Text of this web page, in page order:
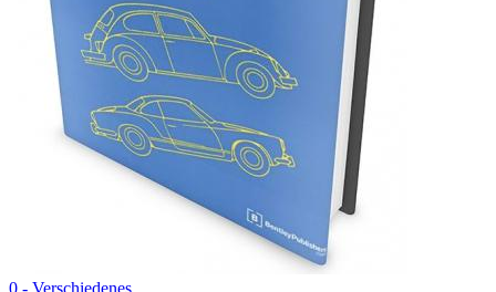
0 - Verschiedenes